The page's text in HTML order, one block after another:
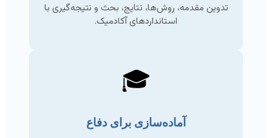
تدوین مقدمه، روش‌ها، نتایج، بحث و نتیجه‌گیری با
استانداردهای آکادمیک.
🎓
آماده‌سازی برای دفاع